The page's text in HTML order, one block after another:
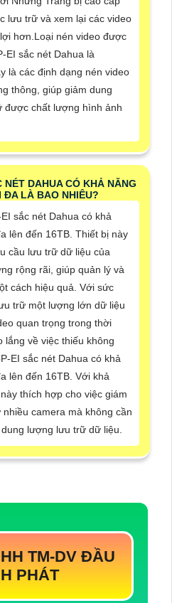
lưu trữ và xem lại các video
hơn.Loại nén video được
EI sắc nét Dahua là
là các định dạng nén video
thông, giúp giảm dung
được chất lượng hình ảnh
NÉT DAHUA CÓ KHẢ NĂNG
LÀ BAO NHIÊU?
sắc nét Dahua có khả
lên đến 16TB. Thiết bị này
cầu lưu trữ dữ liệu của
rộng rãi, giúp quản lý và
cách hiệu quả. Với sức
trữ một lượng lớn dữ liệu
quan trọng trong thời
lắng về việc thiếu không
EI sắc nét Dahua có khả
lên đến 16TB. Với khả
thích hợp cho việc giám
camera mà không cần
lượng lưu trữ dữ liệu.
TM-DV ĐẦU
PHÁT